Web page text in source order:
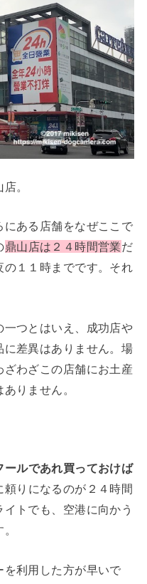
。
ある店舗をなぜここで
鼎山店は２４時間営業だ
１１時までです。それ
つとはいえ、成功店や
差異はありません。場
わざこの店舗にお土産
りません。
ールであれ買っておけば
頼りになるのが２４時間
トでも、空港に向かう
利用した方が早いで